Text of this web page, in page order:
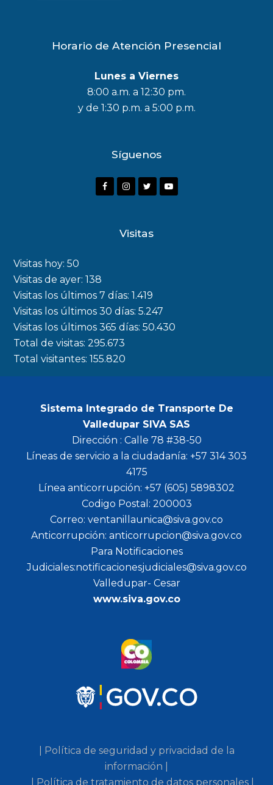
Horario de Atención Presencial
Lunes a Viernes
8:00 a.m. a 12:30 pm.
y de 1:30 p.m. a 5:00 p.m.
Síguenos
F
o
k
I
a
m
r
Y
Visitas
Visitas hoy:50
Visitas de ayer:138
Visitas los últimos 7 días:1.419
Visitas los últimos 30 días:5.247
Visitas los últimos 365 días:50.430
Total de visitas:295.673
Total visitantes:155.820
Sistema Integrado de Transporte De
Valledupar SIVA SAS
Dirección : Calle 78 #38-50
Líneas de servicio a la ciudadanía: +57 314 303
4175
Línea anticorrupción: +57 (605) 5898302
Codigo Postal: 200003
Correo: ventanillaunica@siva.gov.co
Anticorrupción: anticorrupcion@siva.gov.co
Para Notificaciones
Judiciales:notificacionesjudiciales@siva.gov.co
Valledupar- Cesar
www.siva.gov.co
| Política de seguridad y privacidad de la
información |
| Política de tratamiento de datos personales |